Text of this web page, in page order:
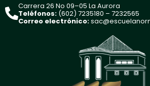
Carrera 26 No 09–05 La Aurora
Teléfonos: (602) 7235180 – 7232565
Correo electrónico: